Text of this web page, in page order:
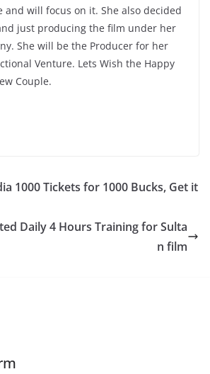
and will focus on it. She also decided
just producing the film under her
She will be the Producer for her
Venture. Lets Wish the Happy
Couple.
1000 Tickets for 1000 Bucks, Get it
Daily 4 Hours Training for Sulta
n film